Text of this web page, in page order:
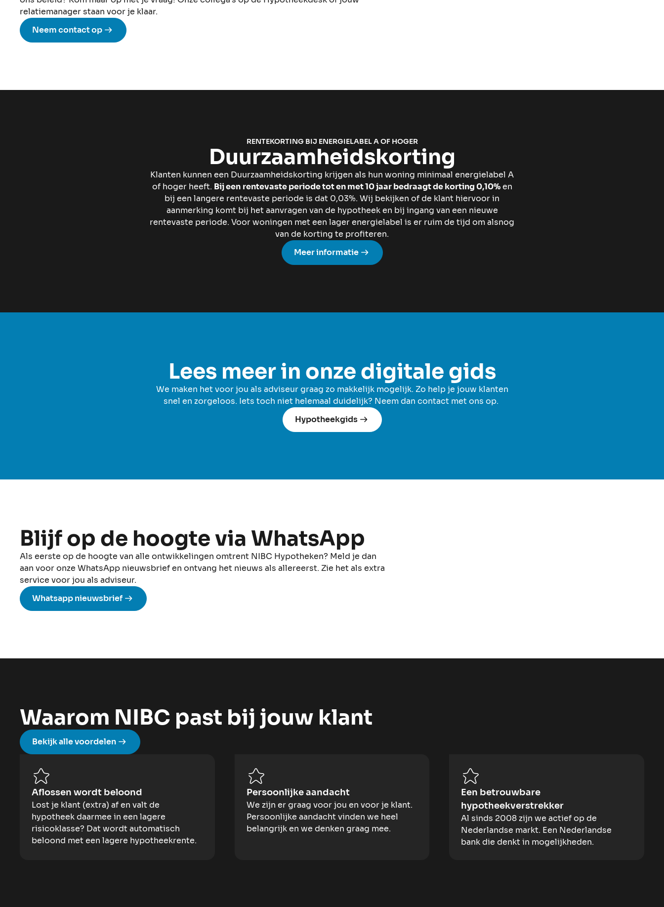
relatiemanager staan voor je klaar.
Neem contact op
RENTEKORTING BIJ ENERGIELABEL A OF HOGER
Duurzaamheids­korting
Klanten kunnen een Duurzaamheidskorting krijgen als hun woning minimaal energielabel A
of hoger heeft. Bij een rentevaste periode tot en met 10 jaar bedraagt de korting 0,10%en
bij een langere rentevaste periode is dat 0,03%. Wij bekijken of de klant hiervoor in
aanmerking komt bij het aanvragen van de hypotheek en bij ingang van een nieuwe
rentevaste periode. Voor woningen met een lager energielabel is er ruim de tijd om alsnog
van de korting te profiteren.
Meer informatie
Lees meer in onze digitale gids
We maken het voor jou als adviseur graag zo makkelijk mogelijk. Zo help je jouw klanten
snel en zorgeloos. Iets toch niet helemaal duidelijk? Neem dan contact met ons op.
Hypotheekgids
Blijf op de hoogte via WhatsApp
Als eerste op de hoogte van alle ontwikkelingen omtrent NIBC Hypotheken? Meld je dan
aan voor onze WhatsApp nieuwsbrief en ontvang het nieuws als allereerst. Zie het als extra
service voor jou als adviseur.
Whatsapp nieuwsbrief
Waarom NIBC past bij jouw klant
Bekijk alle voordelen
Aflossen wordt beloond
Lost je klant (extra) af en valt de
hypotheek daarmee in een lagere
risicoklasse? Dat wordt automatisch
beloond met een lagere hypotheekrente.
Persoonlijke aandacht
We zijn er graag voor jou en voor je klant.
Persoonlijke aandacht vinden we heel
belangrijk en we denken graag mee.
Een betrouwbare
hypotheekverstrekker
Al sinds 2008 zijn we actief op de
Nederlandse markt. Een Nederlandse
bank die denkt in mogelijkheden.